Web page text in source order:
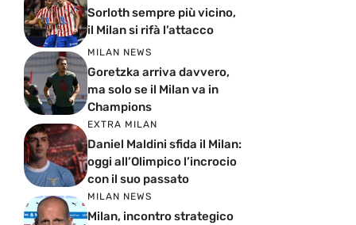
Sorloth sempre più vicino,
il Milan si rifà l’attacco
MILAN NEWS
Goretzka arriva davvero,
ma solo se il Milan va in
Champions
EXTRA MILAN
Daniel Maldini sfida il Milan:
oggi all’Olimpico l’incrocio
con il suo passato
MILAN NEWS
Milan, incontro strategico